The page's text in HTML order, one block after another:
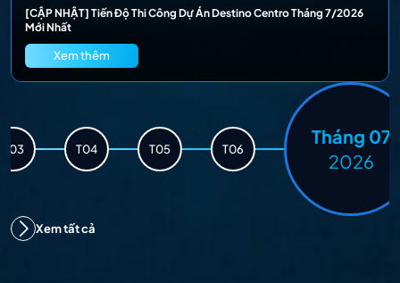
T03 T04 T05 T06
Tháng 07
2026
Xem tất cả
[CẬP NHẬT] Tiến Độ Thi Công Dự Án Destino Centro Tháng 7/2026
Mới Nhất
Xem thêm